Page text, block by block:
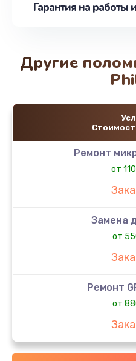
Гарантия на работы
Другие
Ремонт
от
Замена
от
Ремонт
от
Замена